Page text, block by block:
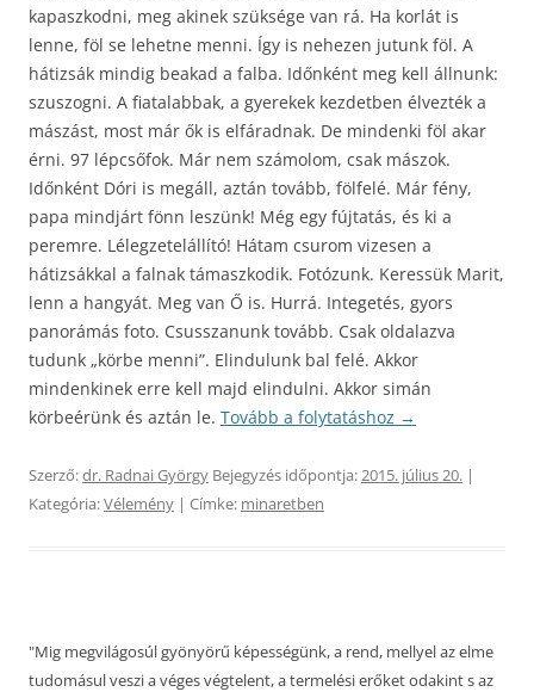
kapaszkodni, meg akinek szüksége van rá. Ha korlát is
lenne, föl se lehetne menni. Így is nehezen jutunk föl. A
hátizsák mindig beakad a falba. Időnként meg kell állnunk:
szuszogni. A fiatalabbak, a gyerekek kezdetben élvezték a
mászást, most már ők is elfáradnak. De mindenki föl akar
érni. 97 lépcsőfok. Már nem számolom, csak mászok.
Időnként Dóri is megáll, aztán tovább, fölfelé. Már fény,
papa mindjárt fönn leszünk! Még egy fújtatás, és ki a
peremre. Lélegzetelállító! Hátam csurom vizesen a
hátizsákkal a falnak támaszkodik. Fotózunk. Keressük Marit,
lenn a hangyát. Meg van Ő is. Hurrá. Integetés, gyors
panorámás foto. Csusszanunk tovább. Csak oldalazva
tudunk „körbe menni”. Elindulunk bal felé. Akkor
mindenkinek erre kell majd elindulni. Akkor simán
körbeérünk és aztán le. Tovább a folytatáshoz →
Szerző:dr. Radnai György Bejegyzés időpontja:2015. július 20. |
Kategória:Vélemény | Címke: minaretben
"Mig megvilágosúl gyönyörű képességünk, a rend, mellyel az elme
tudomásul veszi a véges végtelent, a termelési erőket odakint s az